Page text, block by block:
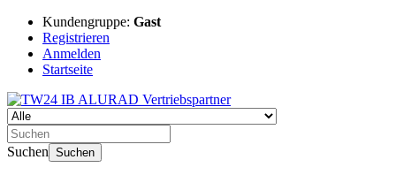
Kundengruppe: Gast
Registrieren
Anmelden
Startseite
Suchen Suchen